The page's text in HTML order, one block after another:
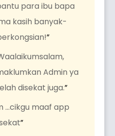
para ibu bapa
kasih banyak-
”
Admin ya
disekat juga.”
…cikgu maaf app
”